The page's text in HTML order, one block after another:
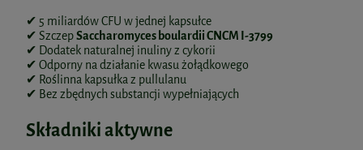
✔ 5 miliardów CFU w jednej kapsułce
✔ SzczepSaccharomyces boulardii CNCM I-3799
✔ Dodatek naturalnej inuliny z cykorii
✔ Odporny na działanie kwasu żołądkowego
✔ Roślinna kapsułka z pullulanu
✔ Bez zbędnych substancji wypełniających
Składniki aktywne